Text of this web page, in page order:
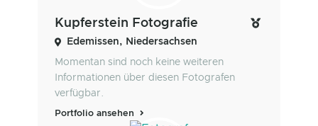
Kupferstein Fotografie
Edemissen, Niedersachsen
Momentan sind noch keine weiteren
Informationen über diesen Fotografen
verfügbar.
Portfolio ansehen